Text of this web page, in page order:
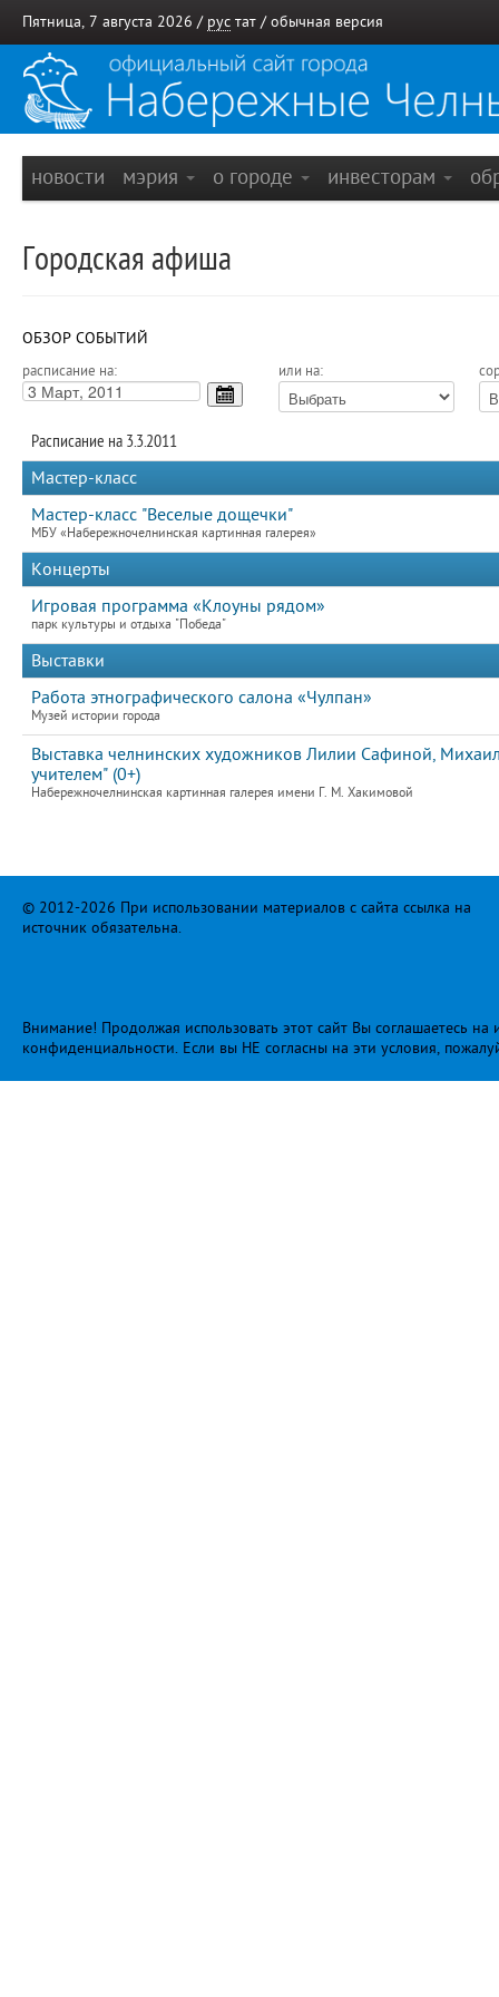
Пятница, 7 августа 2026 / рус тат / обычная версия
новости мэрия о городе инвесторам
Городская афиша
ОБЗОР СОБЫТИЙ
расписание на: или на:
Расписание на 3.3.2011
Мастер-класс
Мастер-класс "Веселые дощечки"
МБУ «Набережночелнинская картинная галерея»
Концерты
Игровая программа «Клоуны рядом»
парк культуры и отдыха "Победа"
Выставки
Работа этнографического салона «Чулпан»
Музей истории города
Выставка челнинских художников Лилии Сафиной,
учителем" (0+)
Набережночелнинская картинная галерея имени Г. М. Хакимовой
© 2012-2026 При использовании материалов с сайта ссылка на
источник обязательна.
Внимание! Продолжая использовать этот сайт Вы соглашаетесь
конфиденциальности. Если вы НЕ согласны на эти условия,